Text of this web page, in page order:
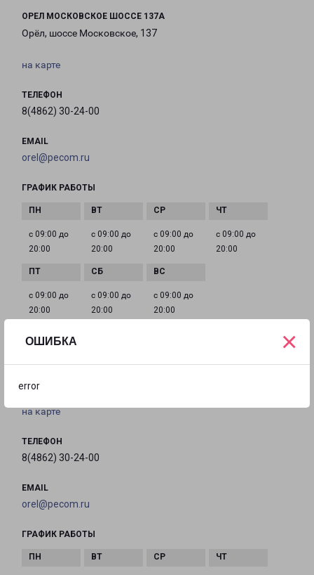
ОШИБКА
error
×
ОРЕЛ МОСКОВСКОЕ ШОССЕ 137А
Орёл, шоссе Московское, 137
на карте
ТЕЛЕФОН
8(4862) 30-24-00
EMAIL
orel@pecom.ru
ГРАФИК РАБОТЫ
с 09:00 до
20:00
с 09:00 до
20:00
с 09:00 до
20:00
с 09:00 до
20:00
с 09:00 до
20:00
с 09:00 до
20:00
с 09:00 до
20:00
ОРЁЛ ГЕРЦЕНА 11
на карте
ТЕЛЕФОН
8(4862) 30-24-00
EMAIL
orel@pecom.ru
ГРАФИК РАБОТЫ